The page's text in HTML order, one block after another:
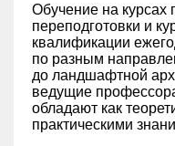
Обучение на курсах
переподготовки и
квалификации
по разным
до ландшафтной
ведущие
обладают как
практическими